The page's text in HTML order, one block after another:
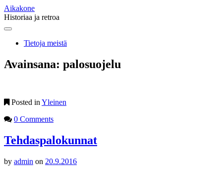
Aikakone
Historiaa ja retroa
Main
Skip
contentTietoja meistä
Avainsana: palosuojelu
Posted in Yleinen
0 Comments
Tehdaspalokunnat
by admin on 20.9.2016